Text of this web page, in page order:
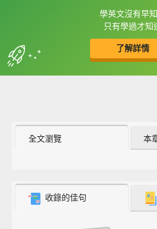
學英文沒有早
只有學過才知
了解詳情
框選或點兩下字幕可以
收錄佳句
全文瀏覽 本
收錄的佳句